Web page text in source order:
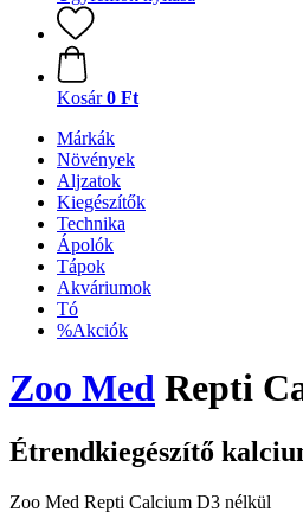
Kosár 0 Ft
Márkák
Növények
Aljzatok
Kiegészítők
Technika
Ápolók
Tápok
Akváriumok
Tó
%Akciók
Zoo Med Repti
Étrendkiegészítő
Zoo Med Repti Calcium D3 nélkül